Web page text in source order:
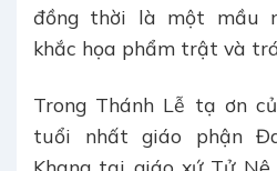
đồng thời là một mầu
khắc họa phẩm trật và
Trong Thánh Lễ tạ ơn
tuổi nhất giáo phận